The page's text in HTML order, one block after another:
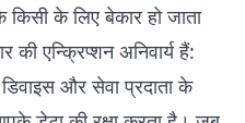
के लिए बेकार हो जाता
की एन्क्रिप्शन अनिवार्य हैं:
और सेवा प्रदाता के